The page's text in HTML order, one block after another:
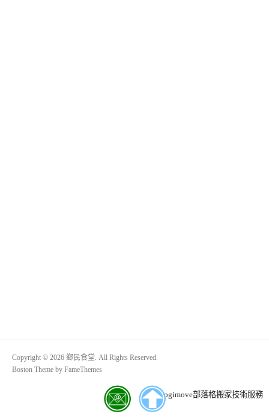
Copyright © 2026 鄉民食堂. All Rights Reserved.
Boston Theme by FameThemes
Blogimove部落格搬家技術服務